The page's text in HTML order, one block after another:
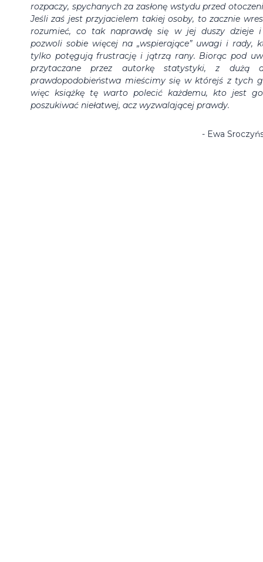
rozpaczy, spychanych za zasłonę wstydu przed
Jeśli zaś jest przyjacielem takiej osoby, to zacznie
rozumieć, co tak naprawdę się w jej duszy dzieje
pozwoli sobie więcej na „wspierające” uwagi i rady,
tylko potęgują frustrację i jątrzą rany. Biorąc pod
przytaczane przez autorkę statystyki, z dużą
prawdopodobieństwa mieścimy się w którejś z tych
więc książkę tę warto polecić każdemu, kto jest
poszukiwać niełatwej, acz wyzwalającej prawdy.
- Ewa